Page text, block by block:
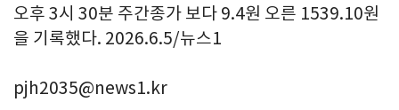
오후 3시 30분 주간종가 보다 9.4원 오른 1539.10원
을 기록했다. 2026.6.5/뉴스1
pjh2035@news1.kr